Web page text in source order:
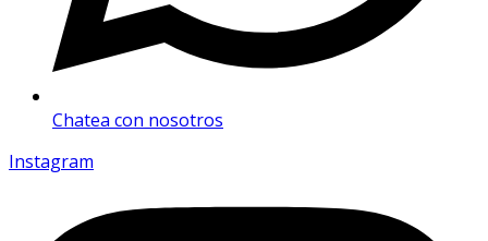
Chatea con nosotros
Instagram